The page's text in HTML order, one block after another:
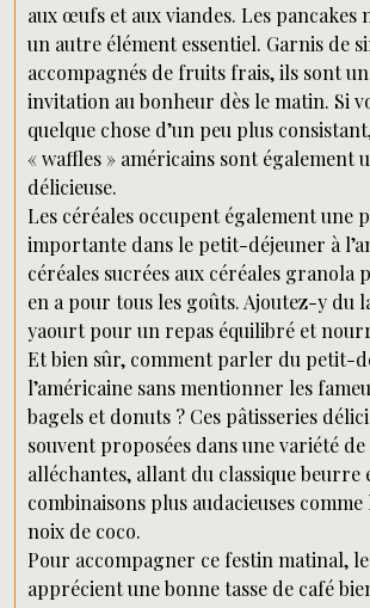
aux œufs et aux viandes. Les pancakes
un autre élément essentiel. Garnis de
accompagnés de fruits frais, ils sont
invitation au bonheur dès le matin. Si
quelque chose d’un peu plus
« waffles » américains sont également
délicieuse.
Les céréales occupent également une
importante dans le petit-déjeuner à
céréales sucrées aux céréales granola
en a pour tous les goûts. Ajoutez-y du
yaourt pour un repas équilibré et
Et bien sûr, comment parler du petit-
l’américaine sans mentionner les
bagels et donuts ? Ces pâtisseries
souvent proposées dans une variété de
alléchantes, allant du classique
combinaisons plus audacieuses
noix de coco.
Pour accompagner ce festin matinal,
apprécient une bonne tasse de café